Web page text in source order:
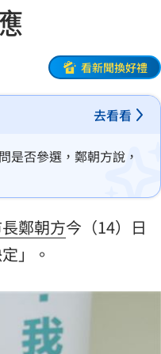
看新聞換好禮
去看看
是否參選，鄭朝方說，
鄭朝方今（14）日
」。